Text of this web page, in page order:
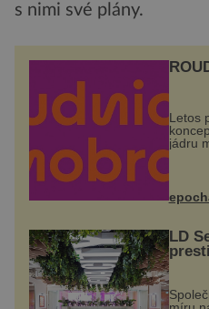
s nimi své plány.
Letos
jádru
na
LD